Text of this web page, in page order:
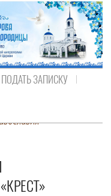
ПОДАТЬ ЗАПИСКУ